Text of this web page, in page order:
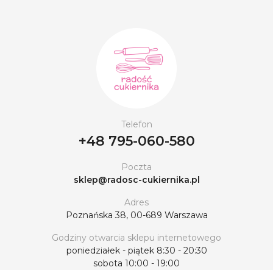
Telefon
+48 795-060-580
Poczta
sklep@radosc-cukiernika.pl
Adres
Poznańska 38, 00-689 Warszawa
Godziny otwarcia sklepu internetowego
poniedziałek - piątek 8:30 - 20:30
sobota 10:00 - 19:00